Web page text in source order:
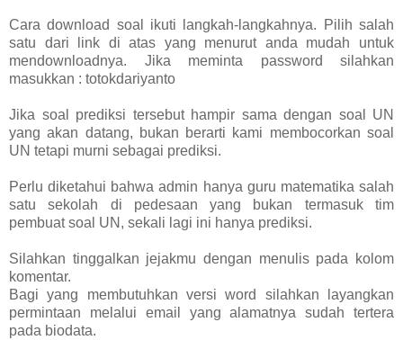
Cara download soal ikuti langkah-langkahnya. Pilih salah
satu dari link di atas yang menurut anda mudah untuk
mendownloadnya. Jika meminta password silahkan
masukkan : totokdariyanto
Jika soal prediksi tersebut hampir sama dengan soal UN
yang akan datang, bukan berarti kami membocorkan soal
UN tetapi murni sebagai prediksi.
Perlu diketahui bahwa admin hanya guru matematika salah
satu sekolah di pedesaan yang bukan termasuk tim
pembuat soal UN, sekali lagi ini hanya prediksi.
Silahkan tinggalkan jejakmu dengan menulis pada kolom
komentar.
Bagi yang membutuhkan versi word silahkan layangkan
permintaan melalui email yang alamatnya sudah tertera
pada biodata.